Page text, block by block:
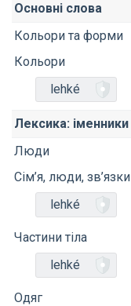
Основні слова
Кольори та форми
Кольори
lehké
Лексика: іменники
Люди
Сім’я, люди, зв’язки
lehké
Частини тіла
lehké
Одяг